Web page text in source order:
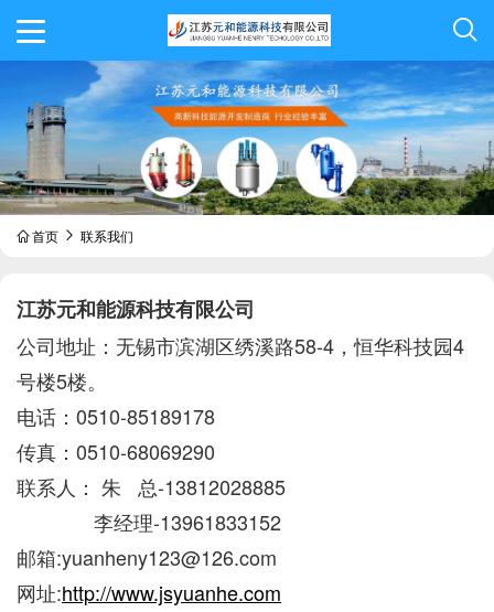
首页 联系我们
江苏元和能源科技有限公司
公司地址：无锡市滨湖区绣溪路58-4，恒华科技园4
号楼5楼。
电话：0510-85189178
传真：0510-68069290
联系人： 朱 总-13812028885
李经理-13961833152
邮箱:yuanheny123@126.com
网址:http://www.jsyuanhe.com